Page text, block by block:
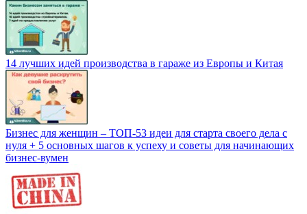
14 лучших идей производства в гараже из Европы и Китая
Бизнес для женщин – ТОП-53 идеи для старта своего дела с
нуля + 5 основных шагов к успеху и советы для начинающих
бизнес-вумен